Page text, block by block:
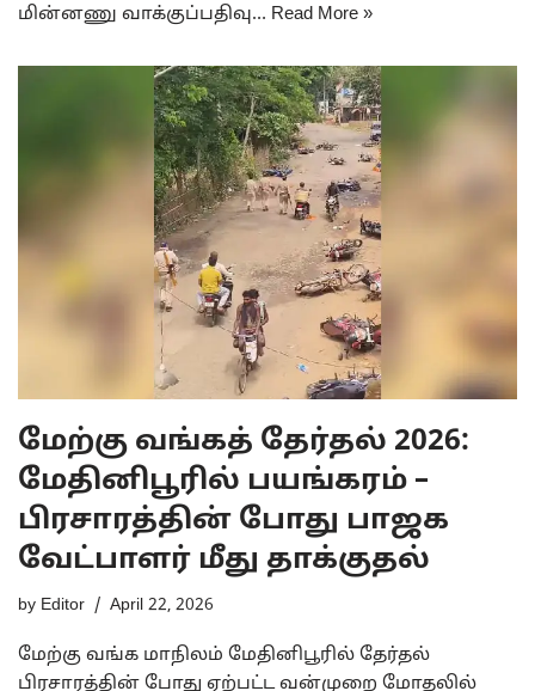
மின்னணு வாக்குப்பதிவு… Read More »
மேற்கு வங்கத் தேர்தல் 2026:
மேதினிபூரில் பயங்கரம் –
பிரசாரத்தின் போது பாஜக
வேட்பாளர் மீது தாக்குதல்
by Editor April 22, 2026
மேற்கு வங்க மாநிலம் மேதினிபூரில் தேர்தல்
பிரசாரத்தின் போது ஏற்பட்ட வன்முறை மோதலில்